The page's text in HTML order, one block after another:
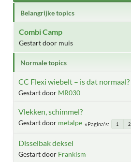
Belangrijke topics
Combi Camp
Gestart door muis
Normale topics
CC Flexi wiebelt – is dat normaal?
Gestart door MR030
Vlekken, schimmel?
Gestart door metalpe Pagina's 1 2
Disselbak deksel
Gestart door Frankism